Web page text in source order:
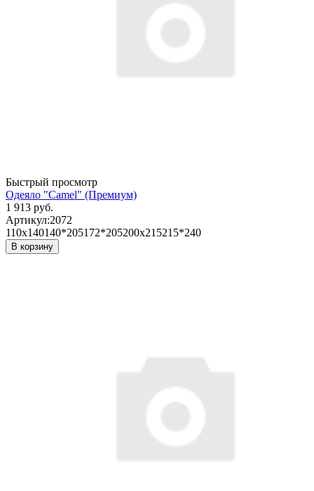
Быстрый просмотр
Одеяло "Camel" (Премиум)
1 913 руб.
Артикул:2072
110х140140*205172*205200х215215*240
В корзину